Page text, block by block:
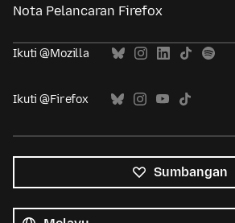
Nota Pelancaran Firefox
Ikuti @Mozilla
Ikuti @Firefox
Sumbangan
bahasa
Bahasa